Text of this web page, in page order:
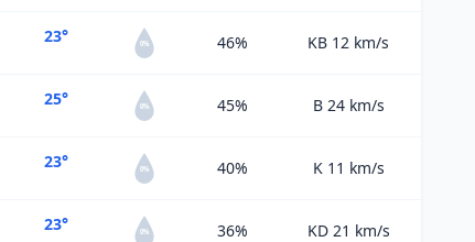
23° 0% 46% KB 12 km/s
25° 0% 45% B 24 km/s
23° 0% 40% K 11 km/s
23° 0% 36% KD 21 km/s